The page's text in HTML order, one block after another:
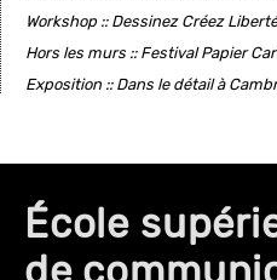
Workshop :: Dessinez Créez
Hors les murs :: Festival Papier
Exposition :: Dans le détail à
École